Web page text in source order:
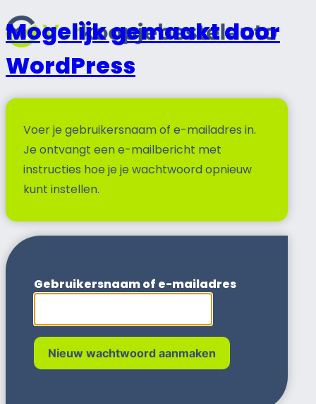
Mogelijk gemaakt door
WordPress
Voer je gebruikersnaam of e-mailadres in.
Je ontvangt een e-mailbericht met
instructies hoe je je wachtwoord opnieuw
kunt instellen.
Gebruikersnaam of e-mailadres